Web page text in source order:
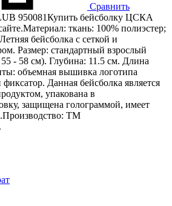
Сравнить
950081Купить бейсболку ЦСКА
ткань: 100% полиэстер;
бейсболка с сеткой и
Размер: стандартный взрослый
- 58 см). Глубина: 11.5 см. Длина
объемная вышивка логотипа
Данная бейсболка является
упакована в
защищена голограммой, имеет
ТМ